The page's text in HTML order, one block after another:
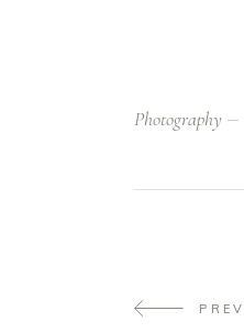
Photography
PREV